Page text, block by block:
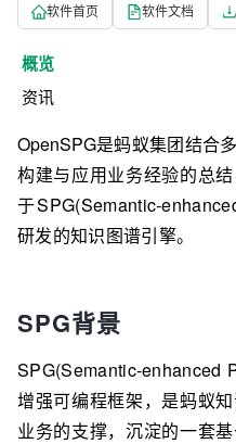
软件首页 软件文档
概览
资讯
OpenSPG是蚂蚁集团结合
构建与应用业务经验的总
于SPG(Semantic-
研发的知识图谱引擎。
SPG背景
SPG(Semantic-enhanced
增强可编程框架，是蚂蚁
业务的支撑，沉淀的一套